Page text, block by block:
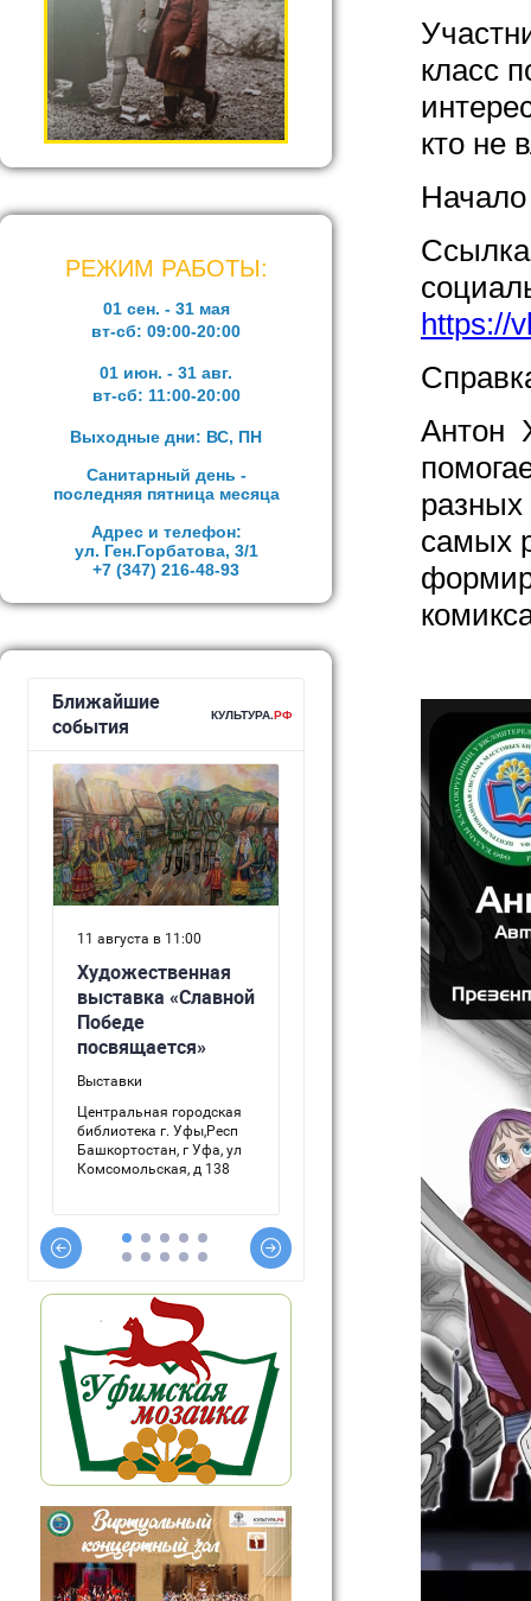
РЕЖИМ РАБОТЫ:
01 сен. - 31 мая
вт-сб: 09:00-20:00
01 июн. - 31 авг.
вт-сб: 11:00-20:00
Выходные дни: ВС, ПН
Санитарный день -
последняя пятница месяца
Адрес и телефон:
ул. Ген.Горбатова, 3/1
+7 (347) 216-48-93
класс
кто не
https://
Антон
разных
самых